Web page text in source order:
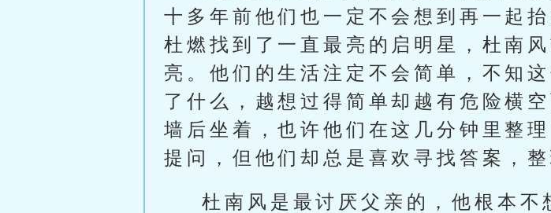
十多年前他们也一定不会想到再一起
杜燃找到了一直最亮的启明星，杜南
亮。他们的生活注定不会简单，不知
了什么，越想过得简单却越有危险横
墙后坐着，也许他们在这几分钟里整
提问，但他们却总是喜欢寻找答案，整
杜南风是最讨厌父亲的，他根本